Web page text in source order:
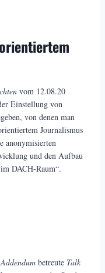
vom 12.08.20
Einstellung von
von denen man
Journalismus
anonymisierten
und den Aufbau
DACH-Raum“.
Addendum betreute Talk